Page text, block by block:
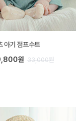
아기 점프수트
원 33,000원